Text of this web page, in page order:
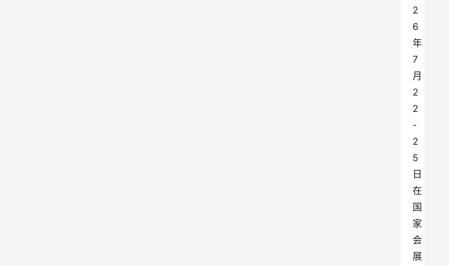
2
6
年
7
月
2
2
-
2
5
日
在
国
家
会
展